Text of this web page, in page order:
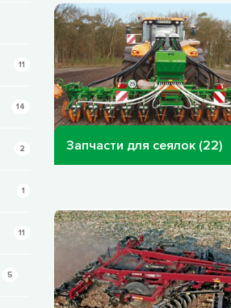
11
14
2
1
11
5
Запчасти для сеялок (22)